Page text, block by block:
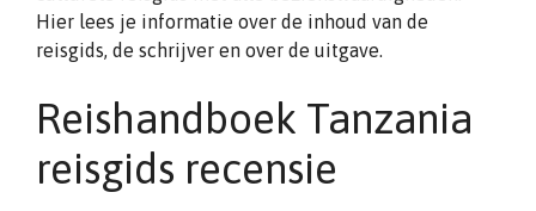
Hier lees je informatie over de inhoud van de
reisgids, de schrijver en over de uitgave.
Reishandboek Tanzania
reisgids recensie